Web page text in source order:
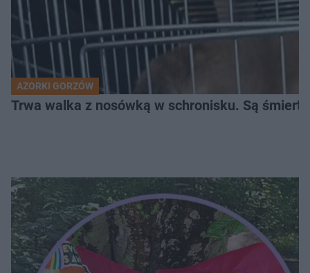
AZORKI GORZÓW
Trwa walka z nosówką w schronisku. Są